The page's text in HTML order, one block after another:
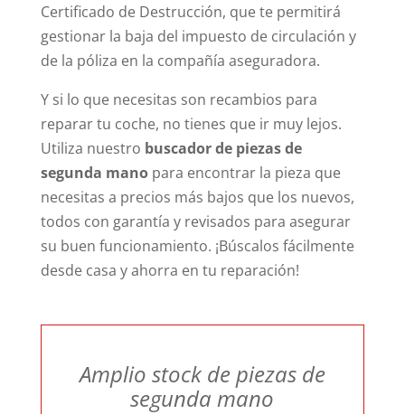
Certificado de Destrucción, que te permitirá
gestionar la baja del impuesto de circulación y
de la póliza en la compañía aseguradora.
Y si lo que necesitas son recambios para
reparar tu coche, no tienes que ir muy lejos.
Utiliza nuestro buscador de piezas de
segunda manopara encontrar la pieza que
necesitas a precios más bajos que los nuevos,
todos con garantía y revisados para asegurar
su buen funcionamiento. ¡Búscalos fácilmente
desde casa y ahorra en tu reparación!
Amplio stock de piezas de
segunda mano